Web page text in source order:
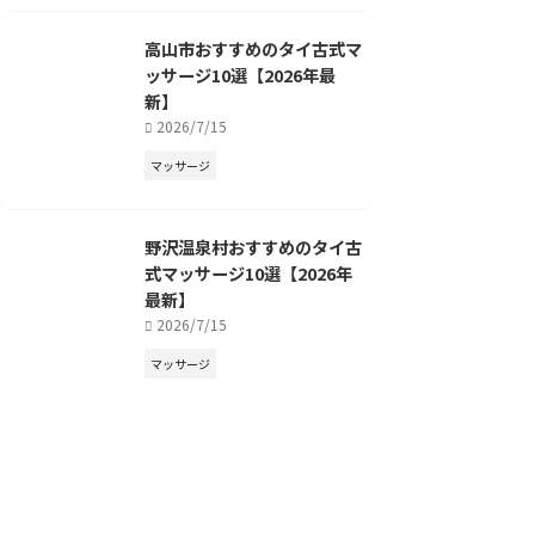
高山市おすすめのタイ古式マ
ッサージ10選【2026年最
新】
2026/7/15
マッサージ
野沢温泉村おすすめのタイ古
式マッサージ10選【2026年
最新】
2026/7/15
マッサージ